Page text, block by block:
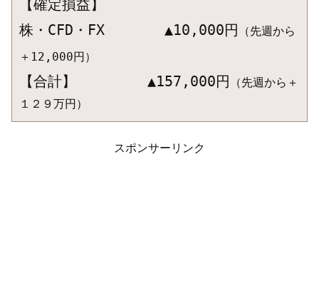
【確定損益】
株・CFD・FX　　　  ▲10,000円
（先週から
＋12,000円）
【合計】　　　　　▲157,000円
（先週から＋
スポンサーリンク